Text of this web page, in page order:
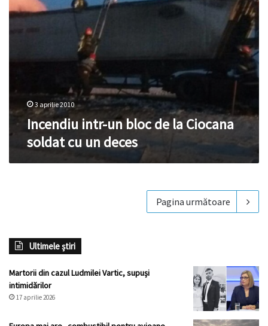
un
3 aprilie 2010
Incendiu intr-un bloc de la Ciocana
soldat cu un deces
Pagina următoare
Ultimele știri
Martorii din cazul Ludmilei Vartic, supuși
intimidărilor
17 aprilie 2026